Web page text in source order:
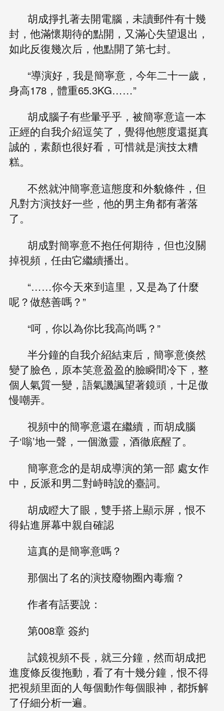
胡成掙扎著去開電腦，未讀郵件有十幾
封，他滿懷期待的點開，又滿心失望退出，
如此反復幾次后，他點開了第七封。
“導演好，我是簡寧意，今年二十一歲，
身高178，體重65.3KG……”
胡成腦子有些暈乎乎，被簡寧意這一本
正經的自我介紹逗笑了，覺得他態度還挺真
誠的，素顏也很好看，可惜就是演技太糟
糕。
不然就沖簡寧意這態度和外貌條件，但
凡對方演技好一些，他的男主角都有著落
了。
胡成對簡寧意不抱任何期待，但也沒關
掉視頻，任由它繼續播出。
“……你今天來到這里，又是為了什麼
呢？做慈善嗎？”
“呵，你以為你比我高尚嗎？”
半分鐘的自我介紹結束后，簡寧意倏然
變了臉色，原本笑意盈盈的臉瞬間冷下，整
個人氣質一變，語氣譏諷望著鏡頭，十足傲
慢嘲弄。
視頻中的簡寧意還在繼續，而胡成腦
子‘嗡’地一聲，一個激靈，酒徹底醒了。
簡寧意念的是胡成導演的第一部 處女作
中，反派和男二對峙時說的臺詞。
胡成瞪大了眼，雙手搭上顯示屏，恨不
得鉆進屏幕中親自確認
這真的是簡寧意嗎？
那個出了名的演技廢物圈內毒瘤？
作者有話要說：
第008章 簽約
試鏡視頻不長，就三分鐘，然而胡成把
進度條反復拖動，看了有十幾分鐘，恨不得
把視頻里面的人每個動作每個眼神，都拆解
了仔細分析一遍。